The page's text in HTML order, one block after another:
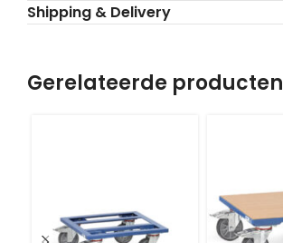
Shipping & Delivery
Gerelateerde producten